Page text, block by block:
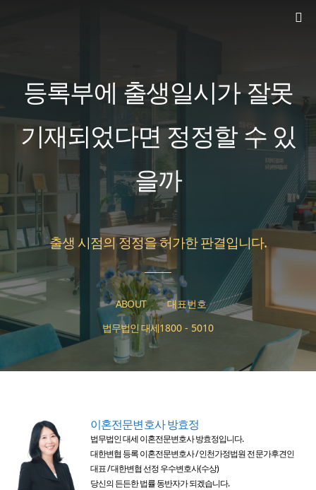
건
기
등록부에 출생일시가 잘못
기재되었다면 정정할 수 있
을까
출생 시점의 정정을 허가한 판결입니다.
ABOUT
법무법인 대세
대표번호
1800 - 5010
이혼전문변호사 방효정
법무법인 대세 이혼전문변호사 방효정입니다.
대한변협 등록 이혼전문변호사 / 인천가정법원 전문가후견인
대표 / 대한변협 선정 우수변호사(수상)
당신의 든든한 법률 동반자가 되겠습니다.